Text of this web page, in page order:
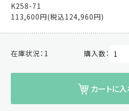
K258-71
113,600円(税込124,960円)
在庫状況： 1 購入数：
カートに